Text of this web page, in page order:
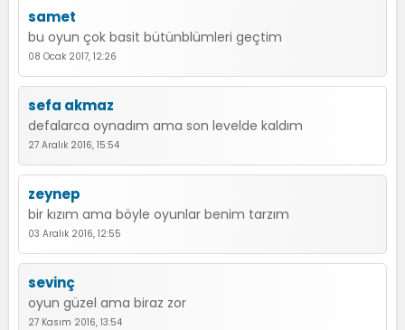
samet
bu oyun çok basit bütünblümleri geçtim
08 Ocak 2017, 12:26
sefa akmaz
defalarca oynadım ama son levelde kaldım
27 Aralık 2016, 15:54
zeynep
bir kızım ama böyle oyunlar benim tarzım
03 Aralık 2016, 12:55
sevinç
oyun güzel ama biraz zor
27 Kasım 2016, 13:54